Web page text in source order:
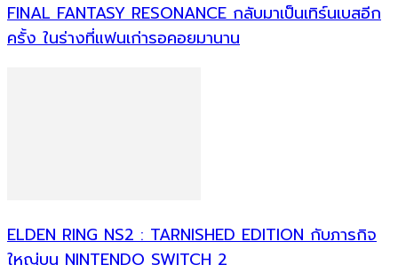
FINAL FANTASY RESONANCE กลับมาเป็นเทิร์นเบสอีก
ครั้ง ในร่างที่แฟนเก่ารอคอยมานาน
ELDEN RING NS2 : TARNISHED EDITION กับภารกิจ